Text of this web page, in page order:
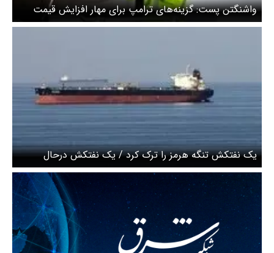
واشنگتن‌ پست: گزینه‌های ترامپ برای مهار افزایش قیمت
سوخت محدودتر شده است
یک نفتکش تنگه هرمز را ترک کرد / یک نفتکش درحال
بارگیری است